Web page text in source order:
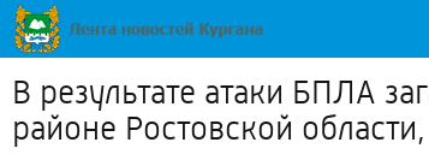
В результате атаки БПЛА
районе Ростовской